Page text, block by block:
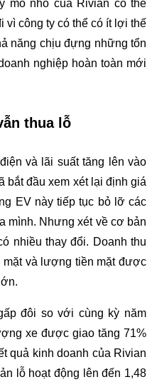
mô nhỏ của Rivian có thể
vì công ty có thể có ít lợi thế
năng chịu đựng những tổn
nghiệp hoàn toàn mới
thua lỗ
và lãi suất tăng lên vào
bắt đầu xem xét lại định giá
EV này tiếp tục bỏ lỡ các
mình. Nhưng xét về cơ bản
nhiều thay đổi. Doanh thu
mặt và lượng tiền mặt được
đôi so với cùng kỳ năm
xe được giao tăng 71%
quả kinh doanh của Rivian
lỗ hoạt động lên đến 1,48